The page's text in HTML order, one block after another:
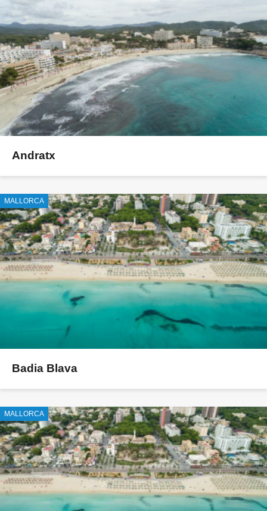
Andratx
MALLORCA
Badia Blava
MALLORCA